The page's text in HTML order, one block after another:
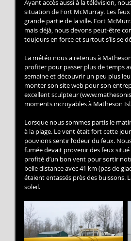
Ayant accès aussi à la télévision,
situation de Fort McMurray. Les
grande partie de la ville. Fort
mais déjà, nous devons peut-être
toujours en force et surtout s’ils se
La météo nous a retenus à
profiter pour passer plus de temps
semaine et découvrir un peu plus
monter son site web pour son
excellent sculpteur
moments incroyables à Matheson
Lorsque nous sommes partis le
à la plage. Le vent était fort cette
pouvions sentir l’odeur du feux.
fumée devait provenir des feux
profité d’un bon vent pour sortir
belle distance avec 41 km (pas de
étaient entassés près des buissons.
soleil.